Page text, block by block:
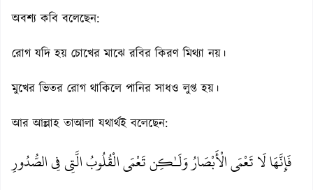
অবশ্য কবি বলেছেন:
রোগ যদি হয় চোখের মাঝে রবির কিরণ মিথ্যা নয়।
মুখের ভিতর রোগ থাকিলে পানির সাধও লুপ্ত হয়।
আর আল্লাহ তাআলা যথার্থই বলেছেন:
فَإِنَّهَا لَا تَعْمَى الْأَبْصَارُ وَلَـٰكِن تَعْمَى الْقُلُوبُ الَّتِي فِي الصُّدُورِ